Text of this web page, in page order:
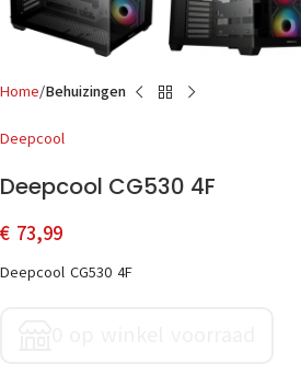
Home Behuizingen
Deepcool
Deepcool CG530 4F
€ 73,99
Deepcool CG530 4F